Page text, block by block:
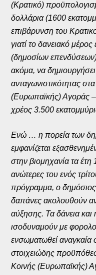
(Κρατικό)
δολλάρια (1600
επιβάρυνση του
γιατί το δανειακό
(δημοσίων επενδύσεων)
ακόμα, να
ανταγωνιστικότητας
(Ευρωπαϊκής) Αγοράς
χρέος 3.500
Ενώ … η πορεία των
εμφανίζεται
στην βιομηχανία τα
ανώτερες του ενός
πρόγραμμα, ο δημόσιος
δαπάνες ακολουθούν
αύξησης. Τα δάνεια
ισοδυναμούν με
ενσωματωθεί αναγκαία
στοιχειώδης
Κοινής (Ευρωπαϊκής)